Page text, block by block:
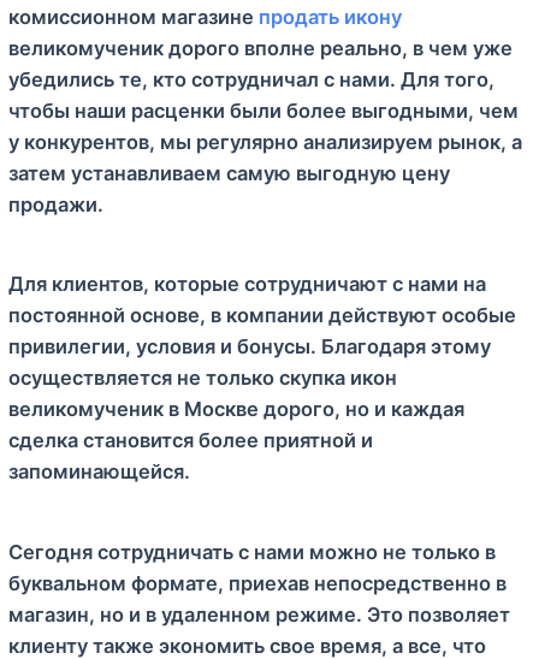
комиссионном магазине продать икону
великомученик дорого вполне реально, в чем уже
убедились те, кто сотрудничал с нами. Для того,
чтобы наши расценки были более выгодными, чем
у конкурентов, мы регулярно анализируем рынок, а
затем устанавливаем самую выгодную цену
продажи.
Для клиентов, которые сотрудничают с нами на
постоянной основе, в компании действуют особые
привилегии, условия и бонусы. Благодаря этому
осуществляется не только скупка икон
великомученик в Москве дорого, но и каждая
сделка становится более приятной и
запоминающейся.
Сегодня сотрудничать с нами можно не только в
буквальном формате, приехав непосредственно в
магазин, но и в удаленном режиме. Это позволяет
клиенту также экономить свое время, а все, что